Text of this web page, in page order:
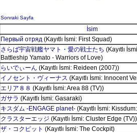
Sonraki Sayfa
İsim
Первый отряд(Kayıtlı İsmi: First Squad)
さらば宇宙戦艦ヤマト・愛の戦士たち (Kayıtlı
Battleship Yamato - Warriors of Love)
らいでぃーん (Kayıtlı İsmi: Reideen (2007))
イノセント・ヴィーナス (Kayıtlı İsmi: Innocent
エリア８８ (Kayıtlı İsmi: Area 88 (TV))
ガサラ (Kayıtlı İsmi: Gasaraki)
キスダム -ENGAGE planet-(Kayıtlı İsmi:
クラスターエッジ (Kayıtlı İsmi: Cluster Edge (TV))
ザ・コクピット (Kayıtlı İsmi: The Cockpit)